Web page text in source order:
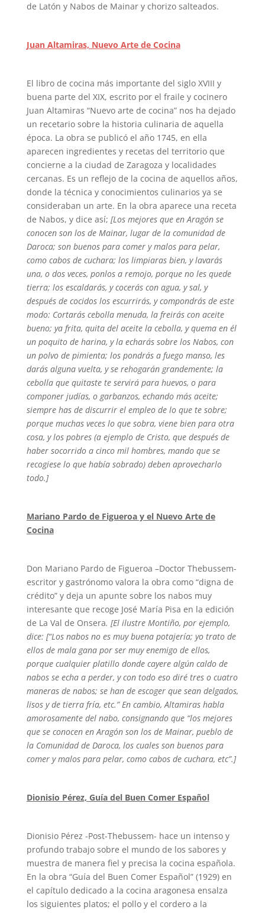
de Latón y Nabos de Mainar y chorizo salteados.
Juan Altamiras, Nuevo Arte de Cocina
El libro de cocina más importante del siglo XVIII y
buena parte del XIX, escrito por el fraile y cocinero
Juan Altamiras “Nuevo arte de cocina” nos ha dejado
un recetario sobre la historia culinaria de aquella
época. La obra se publicó el año 1745, en ella
aparecen ingredientes y recetas del territorio que
concierne a la ciudad de Zaragoza y localidades
cercanas. Es un reflejo de la cocina de aquellos años,
donde la técnica y conocimientos culinarios ya se
consideraban un arte. En la obra aparece una receta
de Nabos, y dice así; [Los mejores que en Aragón se
conocen son los de Mainar, lugar de la comunidad de
Daroca; son buenos para comer y malos para pelar,
como cabos de cuchara; los limpiaras bien, y lavarás
una, o dos veces, ponlos a remojo, porque no les quede
tierra; los escaldarás, y cocerás con agua, y sal, y
después de cocidos los escurrirás, y compondrás de este
modo: Cortarás cebolla menuda, la freirás con aceite
bueno; ya frita, quita del aceite la cebolla, y quema en él
un poquito de harina, y la echarás sobre los Nabos, con
un polvo de pimienta; los pondrás a fuego manso, les
darás alguna vuelta, y se rehogarán grandemente; la
cebolla que quitaste te servirá para huevos, o para
componer judías, o garbanzos, echando más aceite;
siempre has de discurrir el empleo de lo que te sobre;
porque muchas veces lo que sobra, viene bien para otra
cosa, y los pobres (a ejemplo de Cristo, que después de
haber socorrido a cinco mil hombres, mando que se
recogiese lo que había sobrado) deben aprovecharlo
todo.]
Mariano Pardo de Figueroa y el Nuevo Arte de
Cocina
Don Mariano Pardo de Figueroa –Doctor Thebussem-
escritor y gastrónomo valora la obra como “digna de
crédito” y deja un apunte sobre los nabos muy
interesante que recoge José María Pisa en la edición
de La Val de Onsera. [El ilustre Montiño, por ejemplo,
dice: [“Los nabos no es muy buena potajería; yo trato de
ellos de mala gana por ser muy enemigo de ellos,
porque cualquier platillo donde cayere algún caldo de
nabos se echa a perder, y con todo eso diré tres o cuatro
maneras de nabos; se han de escoger que sean delgados,
lisos y de tierra fría, etc.” En cambio, Altamiras habla
amorosamente del nabo, consignando que “los mejores
que se conocen en Aragón son los de Mainar, pueblo de
la Comunidad de Daroca, los cuales son buenos para
comer y malos para pelar, como cabos de cuchara, etc”.]
Dionisio Pérez, Guía del Buen Comer Español
Dionisio Pérez -Post-Thebussem- hace un intenso y
profundo trabajo sobre el mundo de los sabores y
muestra de manera fiel y precisa la cocina española.
En la obra “Guía del Buen Comer Español” (1929) en
el capítulo dedicado a la cocina aragonesa ensalza
los siguientes platos; el pollo y el cordero a la